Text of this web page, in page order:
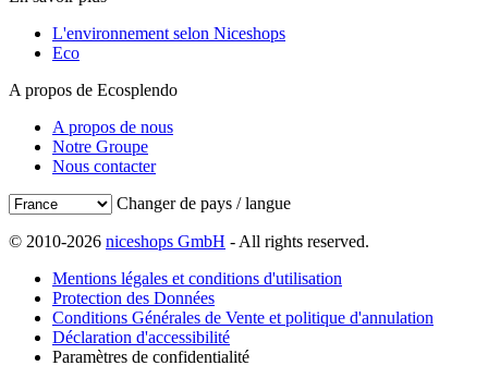
L'environnement selon Niceshops
Eco
A propos de Ecosplendo
A propos de nous
Notre Groupe
Nous contacter
Changer de pays / langue
© 2010-2026 niceshops GmbH - All rights reserved.
Mentions légales et conditions d'utilisation
Protection des Données
Conditions Générales de Vente et politique d'annulation
Déclaration d'accessibilité
Paramètres de confidentialité